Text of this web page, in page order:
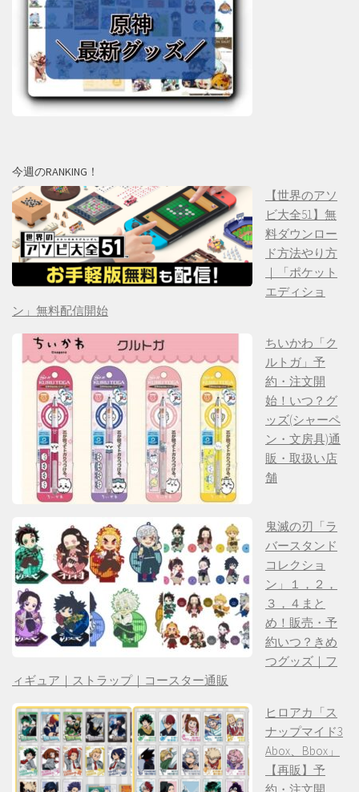
今週のRANKING！
【世界のアソ
ビ大全51】無
料ダウンロー
ド方法やり方
｜「ポケット
エディショ
ン」無料配信開始
ちいかわ「ク
ルトガ」予
約・注文開
始！いつ？グ
ッズ(シャーペ
ン・文房具)通
販・取扱い店
舗
鬼滅の刃「ラ
バースタンド
コレクショ
ン」１，２，
３，４まと
め！販売・予
約いつ？きめ
つグッズ｜フ
ィギュア｜ストラップ｜コースター通販
ヒロアカ「ス
ナップマイド3
Abox、Bbox」
【再販】予